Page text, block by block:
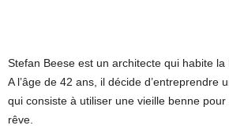
Stefan Beese est un architecte qui habite la
A l’âge de 42 ans, il décide d’entreprendre
qui consiste à utiliser une vieille benne
rêve.